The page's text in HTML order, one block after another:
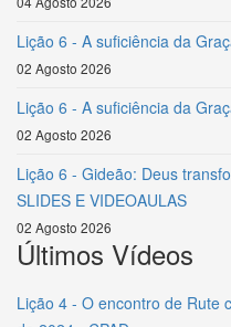
Lição 6 - A suficiência da
02 Agosto 2026
Lição 6 - A suficiência da
02 Agosto 2026
Lição 6 - Gideão: Deus
SLIDES E VIDEOAULAS
02 Agosto 2026
Últimos Vídeos
Lição 4 - O encontro de Rute